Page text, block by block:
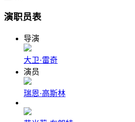
演职员表
导演
大卫·雷奇
演员
瑞恩·高斯林